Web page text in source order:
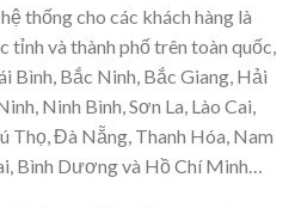
thống cho các khách hàng là
tỉnh và thành phố trên toàn quốc,
Bình, Bắc Ninh, Bắc Giang, Hải
Ninh Bình, Sơn La, Lào Cai,
Thọ, Đà Nẵng, Thanh Hóa, Nam
Bình Dương và Hồ Chí Minh…